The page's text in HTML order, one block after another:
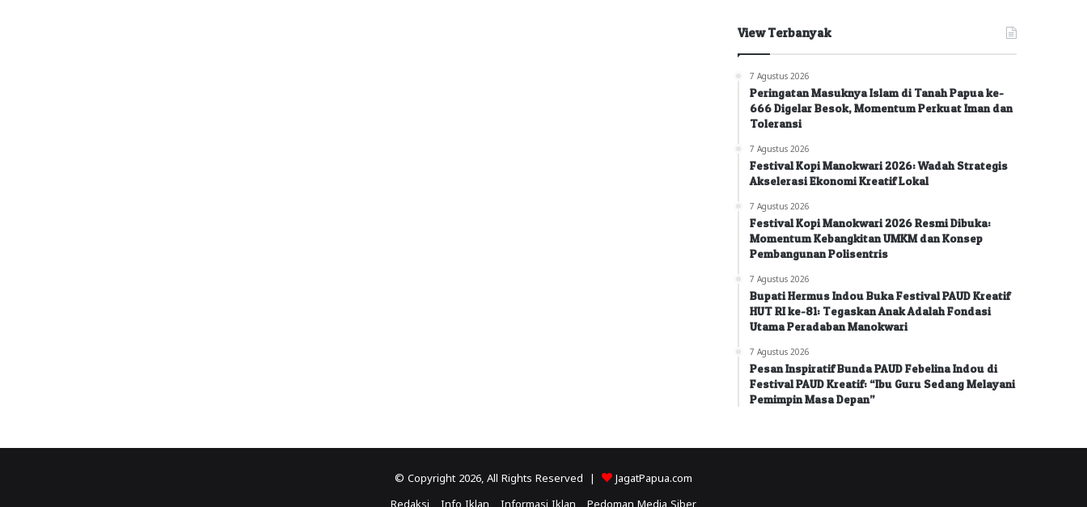
View Terbanyak
7 Agustus 2026
Peringatan Masuknya Islam di Tanah Papua ke-
666 Digelar Besok, Momentum Perkuat Iman dan
Toleransi
7 Agustus 2026
Festival Kopi Manokwari 2026: Wadah Strategis
Akselerasi Ekonomi Kreatif Lokal
7 Agustus 2026
Festival Kopi Manokwari 2026 Resmi Dibuka:
Momentum Kebangkitan UMKM dan Konsep
Pembangunan Polisentris
7 Agustus 2026
Bupati Hermus Indou Buka Festival PAUD Kreatif
HUT RI ke-81: Tegaskan Anak Adalah Fondasi
Utama Peradaban Manokwari
7 Agustus 2026
Pesan Inspiratif Bunda PAUD Febelina Indou di
Festival PAUD Kreatif: “Ibu Guru Sedang Melayani
Pemimpin Masa Depan”
© Copyright 2026, All Rights Reserved | JagatPapua.com
Redaksi Info Iklan Informasi Iklan Pedoman Media Siber